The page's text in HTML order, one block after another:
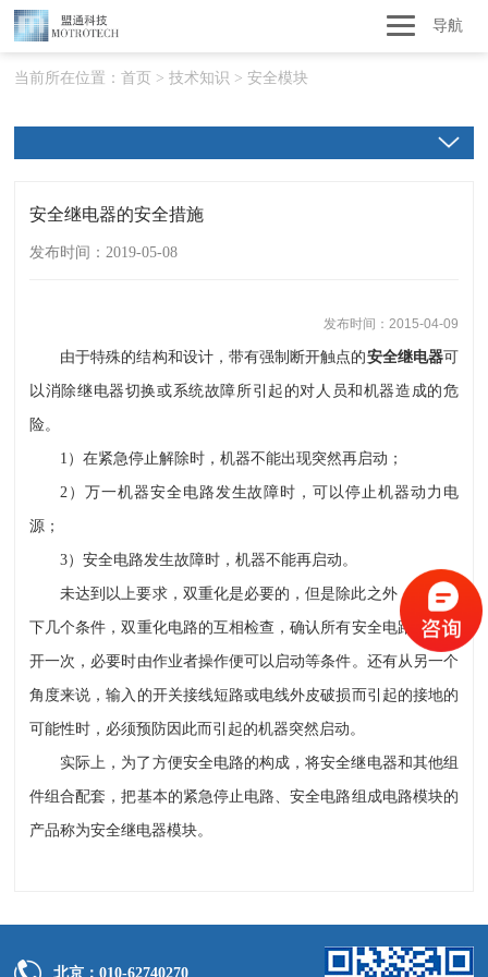
导航
当前所在位置：首页 >技术知识 >安全模块
安全继电器的安全措施
发布时间：2019-05-08
发布时间：2015-04-09
由于特殊的结构和设计，带有强制断开触点的安全继电器可
以消除继电器切换或系统故障所引起的对人员和机器造成的危
险。
1）在紧急停止解除时，机器不能出现突然再启动；
2）万一机器安全电路发生故障时，可以停止机器动力电
源；
3）安全电路发生故障时，机器不能再启动。
未达到以上要求，双重化是必要的，但是除此之外，比如如
下几个条件，双重化电路的互相检查，确认所有安全电路已经断
开一次，必要时由作业者操作便可以启动等条件。还有从另一个
角度来说，输入的开关接线短路或电线外皮破损而引起的接地的
可能性时，必须预防因此而引起的机器突然启动。
实际上，为了方便安全电路的构成，将安全继电器和其他组
件组合配套，把基本的紧急停止电路、安全电路组成电路模块的
产品称为安全继电器模块。
北京：010-62740270